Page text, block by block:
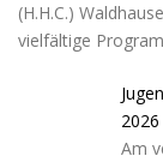
(H.H.C.)
vielfältige
2026
Am